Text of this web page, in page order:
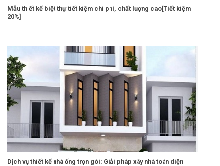
Mẫu thiết kế biệt thự tiết kiệm chi phí, chất lượng cao[Tiết kiệm
20%]
Dịch vụ thiết kế nhà ống trọn gói: Giải pháp xây nhà toàn diện